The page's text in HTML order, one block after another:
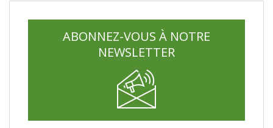
ABONNEZ-VOUS À NOTRE
NEWSLETTER